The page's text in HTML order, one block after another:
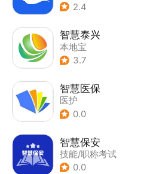
2.4
智慧泰兴
本地宝
3.7
智慧医保
医护
0.0
智慧保安
技能/职称考试
0.0